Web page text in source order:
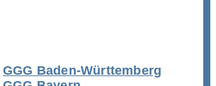
GGG Baden-Württemberg